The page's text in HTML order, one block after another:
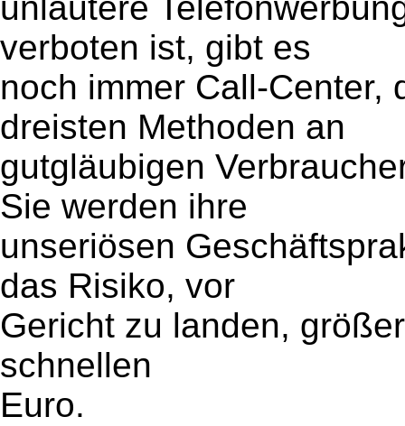
unlautere
verboten ist, gibt es
noch immer Call-Center,
dreisten Methoden an
gutgläubigen
Sie werden ihre
unseriösen
das Risiko, vor
Gericht zu landen,
schnellen
Euro.